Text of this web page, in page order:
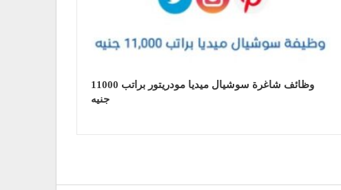
وظائف شاغرة سوشيال ميديا مودريتور براتب 11000
جنيه